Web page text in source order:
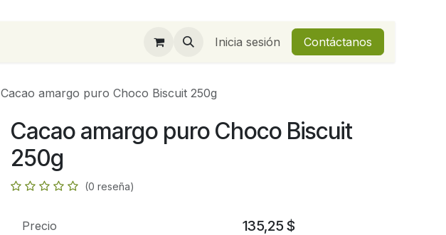
Inicia sesión Contáctanos
Cacao amargo puro Choco Biscuit 250g
Cacao amargo puro Choco Biscuit
250g
(0 reseña)
Precio 135,25 $